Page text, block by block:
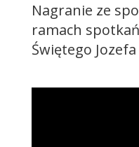
Nagranie ze
ramach
Świętego